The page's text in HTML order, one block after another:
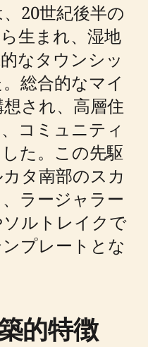
20世紀後半の
生まれ、湿地
なタウンシッ
総合的なマイ
され、高層住
コミュニティ
た。この先駆
タ南部のスカ
ラージャラー
ルトレイクで
プレートとな
的特徴